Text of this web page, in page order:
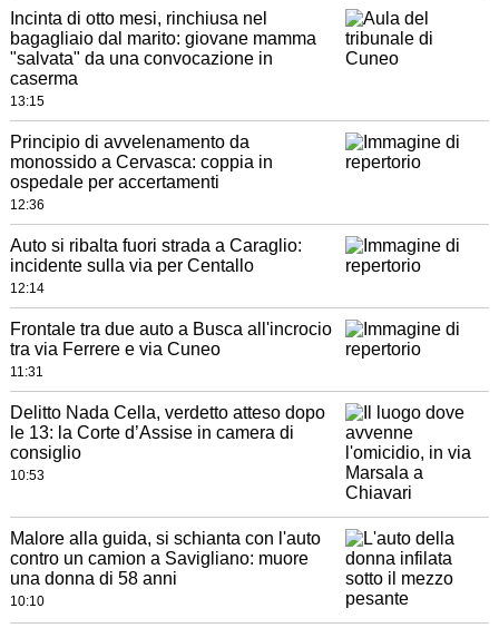
Incinta di otto mesi, rinchiusa nel
bagagliaio dal marito: giovane mamma
"salvata" da una convocazione in
caserma
13:15
Principio di avvelenamento da
monossido a Cervasca: coppia in
ospedale per accertamenti
12:36
Auto si ribalta fuori strada a Caraglio:
incidente sulla via per Centallo
12:14
Frontale tra due auto a Busca all'incrocio
tra via Ferrere e via Cuneo
11:31
Delitto Nada Cella, verdetto atteso dopo
le 13: la Corte d’Assise in camera di
consiglio
10:53
Malore alla guida, si schianta con l'auto
contro un camion a Savigliano: muore
una donna di 58 anni
10:10